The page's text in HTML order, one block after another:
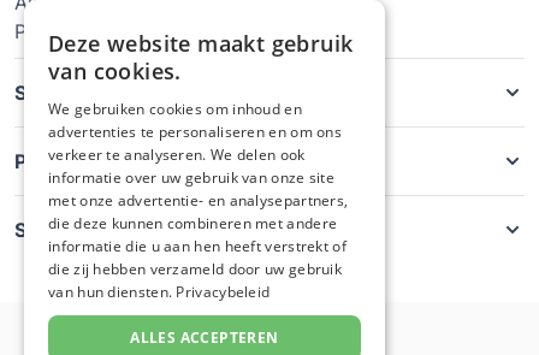
Privacy Policy
Soorten hoesjes
Producten
Service
Deze website maakt gebruik
van cookies.
We gebruiken cookies om inhoud en
advertenties te personaliseren en om ons
verkeer te analyseren. We delen ook
informatie over uw gebruik van onze site
met onze advertentie- en analysepartners,
die deze kunnen combineren met andere
informatie die u aan hen heeft verstrekt of
die zij hebben verzameld door uw gebruik
van hun diensten. Privacybeleid
ALLES ACCEPTEREN